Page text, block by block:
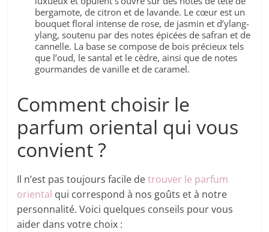
bergamote, de citron et de lavande. Le cœur est un
bouquet floral intense de rose, de jasmin et d’ylang-
ylang, soutenu par des notes épicées de safran et de
cannelle. La base se compose de bois précieux tels
que l’oud, le santal et le cèdre, ainsi que de notes
gourmandes de vanille et de caramel.
Comment choisir le
parfum oriental qui vous
convient ?
Il n’est pas toujours facile detrouver le parfum
oriental qui correspond à nos goûts et à notre
personnalité. Voici quelques conseils pour vous
aider dans votre choix :